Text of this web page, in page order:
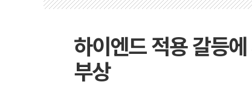
하이엔드 적용 갈등
부상